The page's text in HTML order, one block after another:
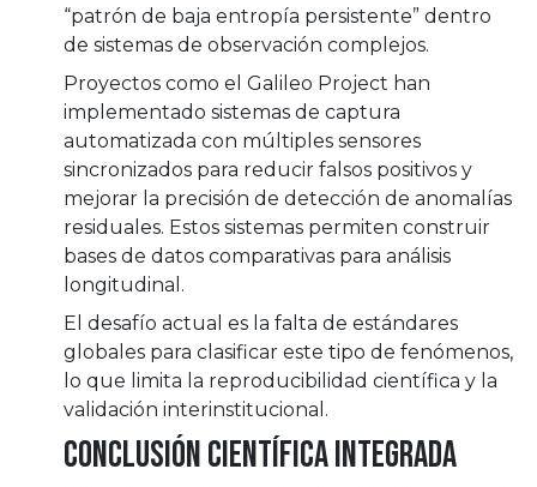
“patrón de baja entropía persistente” dentro
de sistemas de observación complejos.
Proyectos como el Galileo Project han
implementado sistemas de captura
automatizada con múltiples sensores
sincronizados para reducir falsos positivos y
mejorar la precisión de detección de anomalías
residuales. Estos sistemas permiten construir
bases de datos comparativas para análisis
longitudinal.
El desafío actual es la falta de estándares
globales para clasificar este tipo de fenómenos,
lo que limita la reproducibilidad científica y la
validación interinstitucional.
Conclusión Científica Integrada